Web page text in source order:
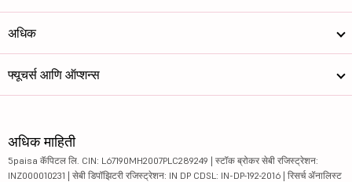
अधिक
फ्यूचर्स आणि ऑप्शन्स
अधिक माहिती
5paisa कॅपिटल लि. CIN: L67190MH2007PLC289249 | स्टॉक ब्रोकर सेबी रजिस्ट्रेशन:
INZ000010231 | सेबी डिपॉझिटरी रजिस्ट्रेशन: IN DP CDSL: IN-DP-192-2016 | रिसर्च ॲनालिस्ट